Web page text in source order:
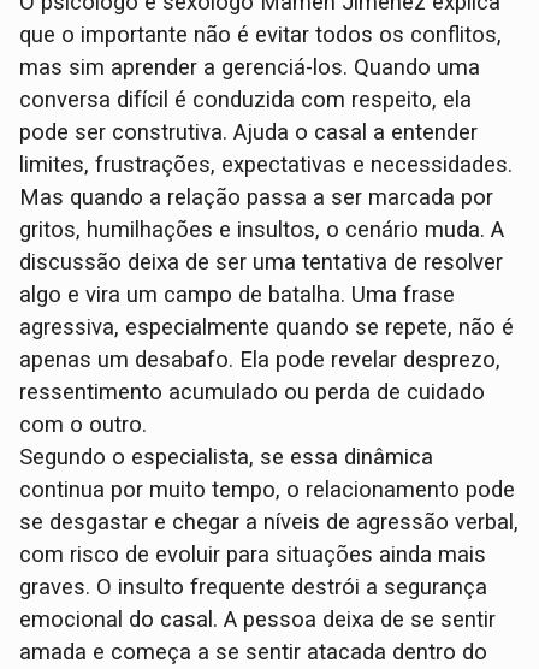
que o importante não é evitar todos os conflitos,
mas sim aprender a gerenciá-los. Quando uma
conversa difícil é conduzida com respeito, ela
pode ser construtiva. Ajuda o casal a entender
limites, frustrações, expectativas e necessidades.
Mas quando a relação passa a ser marcada por
gritos, humilhações e insultos, o cenário muda. A
discussão deixa de ser uma tentativa de resolver
algo e vira um campo de batalha. Uma frase
agressiva, especialmente quando se repete, não é
apenas um desabafo. Ela pode revelar desprezo,
ressentimento acumulado ou perda de cuidado
com o outro.
Segundo o especialista, se essa dinâmica
continua por muito tempo, o relacionamento pode
se desgastar e chegar a níveis de agressão verbal,
com risco de evoluir para situações ainda mais
graves. O insulto frequente destrói a segurança
emocional do casal. A pessoa deixa de se sentir
amada e começa a se sentir atacada dentro do